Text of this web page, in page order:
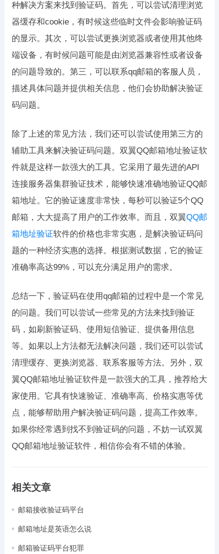
种解决方案来找到验证码。首先，可以尝试清理浏览
器缓存和cookie，有时候这些临时文件会影响验证码
的显示。其次，可以尝试更换浏览器或者使用其他终
端设备，有时候问题可能是由浏览器兼容性或者设备
的问题导致的。第三，可以联系qq邮箱的客服人员，
描述具体问题并提供相关信息，他们会协助解决验证
码问题。
除了上述的常见方法，我们还可以尝试使用第三方的
辅助工具来解决验证码问题。双翼QQ邮箱地址验证软
件就是这样一款强大的工具。它采用了最先进的API
连接服务器集群验证技术，能够快速准确地验证QQ邮
箱地址。它的验证速度非常快，每秒可以验证5个QQ
邮箱，大大提高了用户的工作效率。而且，双翼QQ邮
箱地址验证软件的价格也非常实惠，是解决验证码问
题的一种经济实惠的选择。根据测试数据，它的验证
准确率高达99%，可以充分满足用户的需求。
总结一下，验证码在使用qq邮箱的过程中是一个常见
的问题。我们可以尝试一些常见的方法来找到验证
码，如刷新验证码、使用短信验证、提供备用信息
等。如果以上方法都无法解决问题，我们还可以尝试
清理缓存、更换浏览器、联系客服等方法。另外，双
翼QQ邮箱地址验证软件是一款强大的工具，推荐给大
家使用。它具有快速验证、准确率高、价格实惠等优
点，能够帮助用户解决验证码问题，提高工作效率。
如果你经常遇到找不到验证码的问题，不妨一试双翼
QQ邮箱地址验证软件，相信你会有不错的体验。
相关文章
邮箱接收验证码平台
邮箱地址是英语怎么说
邮箱验证码平台犯罪